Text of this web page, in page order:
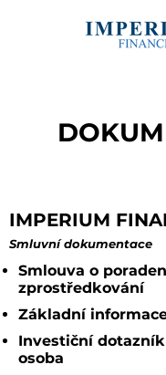
IMPERIUM
Smluvní dokumentace
Smlouva o
zprostředkování
Základní
Investiční dotazník
osoba